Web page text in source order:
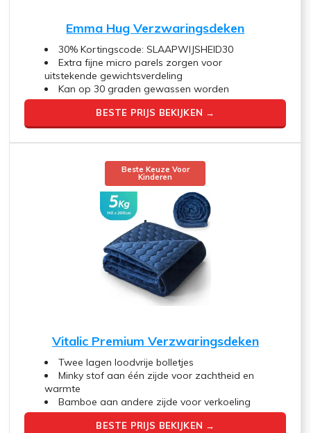
Emma Hug Verzwaringsdeken
30% Kortingscode: SLAAPWIJSHEID30
Extra fijne micro parels zorgen voor
uitstekende gewichtsverdeling
Kan op 30 graden gewassen worden
BESTE PRIJS BEKIJKEN →
Beste Keuze Voor
Kinderen
Vitalic Premium Verzwaringsdeken
Twee lagen loodvrije bolletjes
Minky stof aan één zijde voor zachtheid en
warmte
Bamboe aan andere zijde voor verkoeling
BESTE PRIJS BEKIJKEN →